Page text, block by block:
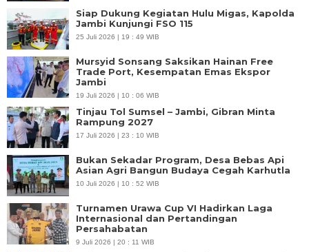
Siap Dukung Kegiatan Hulu Migas, Kapolda
Jambi Kunjungi FSO 115
25 Juli 2026 | 19 : 49 WIB
Mursyid Sonsang Saksikan Hainan Free
Trade Port, Kesempatan Emas Ekspor
Jambi
19 Juli 2026 | 10 : 06 WIB
Tinjau Tol Sumsel – Jambi, Gibran Minta
Rampung 2027
17 Juli 2026 | 23 : 10 WIB
Bukan Sekadar Program, Desa Bebas Api
Asian Agri Bangun Budaya Cegah Karhutla
10 Juli 2026 | 10 : 52 WIB
Turnamen Urawa Cup VI Hadirkan Laga
Internasional dan Pertandingan
Persahabatan
9 Juli 2026 | 20 : 11 WIB